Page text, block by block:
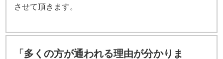
させて頂きます。
「多くの方が通われる理由が分かりま